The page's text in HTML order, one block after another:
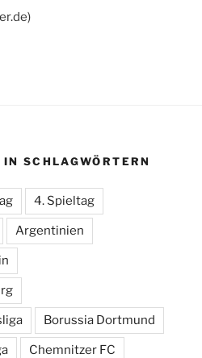
SCHLAGWÖRTERN
4. Spieltag
Argentinien
Borussia Dortmund
Chemnitzer FC